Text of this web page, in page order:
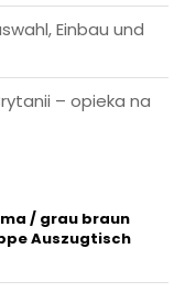
Einbau und
– opieka na
/ grau braun
Auszugtisch